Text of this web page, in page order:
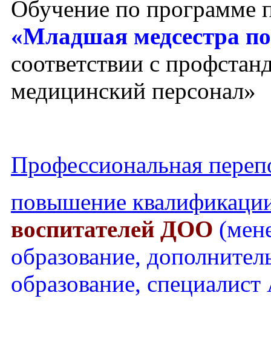
Обучение по программе
«Младшая медсестра
соответствии с
медицинский персонал»
Профессиональная
повышение
воспитателей ДОО
образование,
образование,